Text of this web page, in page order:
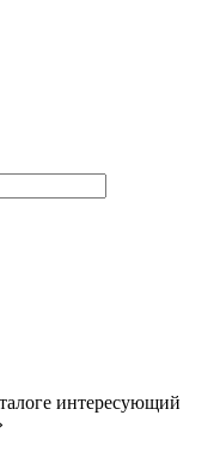
интересующий